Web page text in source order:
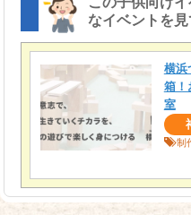
なイベントを
横浜
箱！
室
制